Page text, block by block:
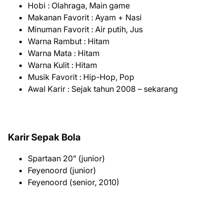
Hobi : Olahraga, Main game
Makanan Favorit : Ayam + Nasi
Minuman Favorit : Air putih, Jus
Warna Rambut : Hitam
Warna Mata : Hitam
Warna Kulit : Hitam
Musik Favorit : Hip-Hop, Pop
Awal Karir : Sejak tahun 2008 – sekarang
Karir Sepak Bola
Spartaan 20” (junior)
Feyenoord (junior)
Feyenoord (senior, 2010)